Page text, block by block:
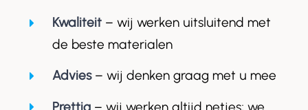
Kwaliteit– wij werken uitsluitend met
de beste materialen
Advies– wij denken graag met u mee
Prettig– wij werken altijd netjes; we